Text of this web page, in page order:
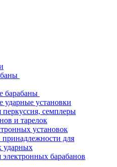
барабаны
ударные установки
перкуссия, семплеры
и тарелок
установок
для
ударных
барабанов